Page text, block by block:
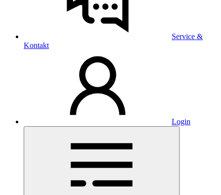
Service &
Kontakt
Login